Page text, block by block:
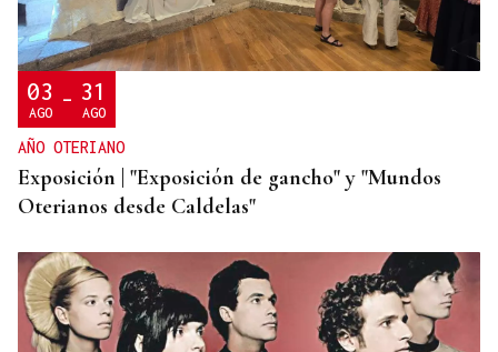
03
AGO - 31
AGO
AÑO OTERIANO
Exposición | "Exposición de gancho" y "Mundos
Oterianos desde Caldelas"